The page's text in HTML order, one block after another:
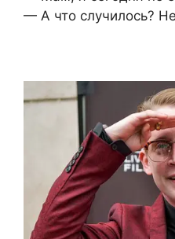
— А что случилось?